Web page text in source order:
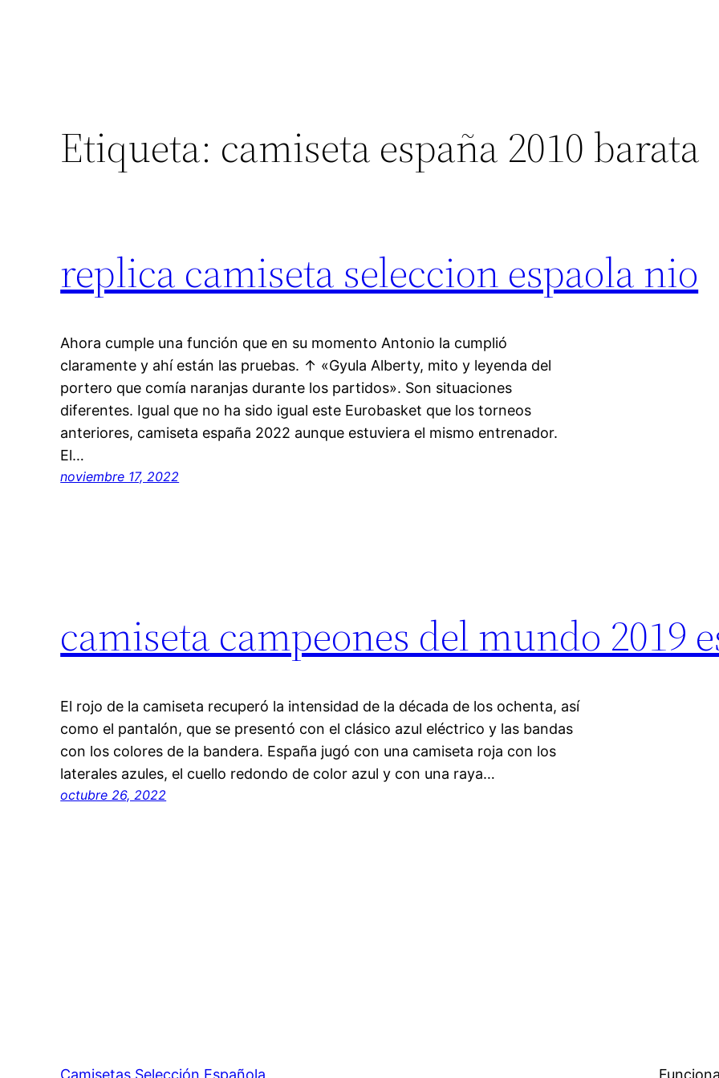
Etiqueta: camiseta españa 2010 barata
replica camiseta seleccion espaola nio
Ahora cumple una función que en su momento Antonio la cumplió
claramente y ahí están las pruebas. ↑ «Gyula Alberty, mito y leyenda del
portero que comía naranjas durante los partidos». Son situaciones
diferentes. Igual que no ha sido igual este Eurobasket que los torneos
anteriores, camiseta españa 2022 aunque estuviera el mismo entrenador.
El…
noviembre 17, 2022
camiseta campeones del mundo 2019
El rojo de la camiseta recuperó la intensidad de la década de los ochenta, así
como el pantalón, que se presentó con el clásico azul eléctrico y las bandas
con los colores de la bandera. España jugó con una camiseta roja con los
laterales azules, el cuello redondo de color azul y con una raya…
octubre 26, 2022